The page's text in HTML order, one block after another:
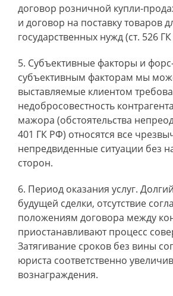
договор розничной купли-
и договор на поставку товаров
государственных нужд (ст. 526
Субъективные факторы и
субъективным факторам мы
выставляемые клиентом
недобросовестность
мажора (обстоятельства
401 ГК РФ) относятся все
непредвиденные ситуации без
сторон.
Период оказания услуг.
будущей сделки, отсутствие
положениям договора между
приостанавливают процесс
Затягивание сроков без вины
юриста соответственно
вознаграждения.